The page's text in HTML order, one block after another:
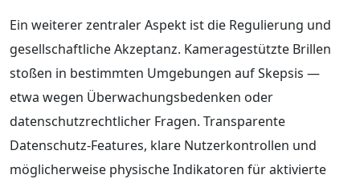
Ein weiterer zentraler Aspekt ist die Regulierung und
gesellschaftliche Akzeptanz. Kameragestützte Brillen
stoßen in bestimmten Umgebungen auf Skepsis —
etwa wegen Überwachungsbedenken oder
datenschutzrechtlicher Fragen. Transparente
Datenschutz-Features, klare Nutzerkontrollen und
möglicherweise physische Indikatoren für aktivierte